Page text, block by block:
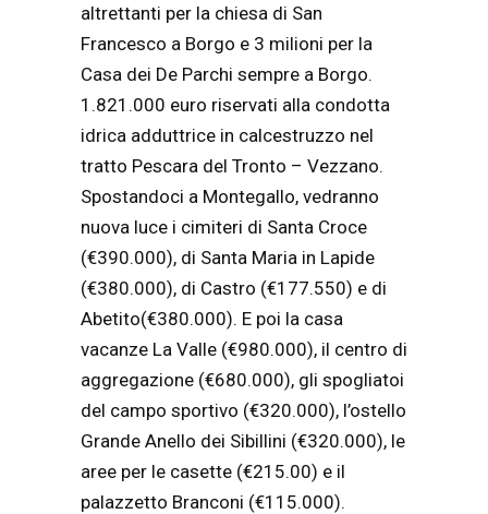
altrettanti per la chiesa di San
Francesco a Borgo e 3 milioni per la
Casa dei De Parchi sempre a Borgo.
1.821.000 euro riservati alla condotta
idrica adduttrice in calcestruzzo nel
tratto Pescara del Tronto – Vezzano.
Spostandoci a Montegallo, vedranno
nuova luce i cimiteri di Santa Croce
(€390.000), di Santa Maria in Lapide
(€380.000), di Castro (€177.550) e di
Abetito(€380.000). E poi la casa
vacanze La Valle (€980.000), il centro di
aggregazione (€680.000), gli spogliatoi
del campo sportivo (€320.000), l’ostello
Grande Anello dei Sibillini (€320.000), le
aree per le casette (€215.00) e il
palazzetto Branconi (€115.000).